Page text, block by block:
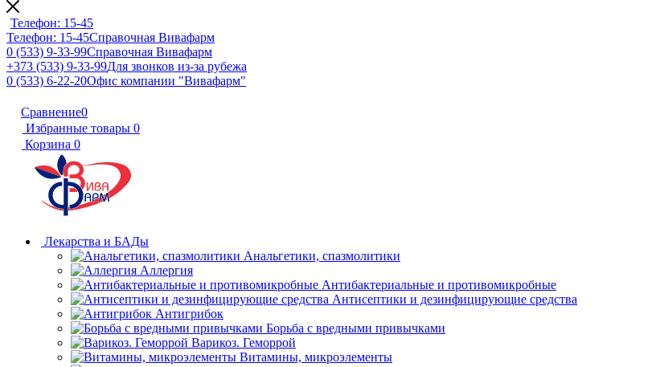
Телефон: 15-45
Телефон: 15-45Справочная Вивафарм
0 (533) 9-33-99Справочная Вивафарм
+373 (533) 9-33-99Для звонков из-за рубежа
0 (533) 6-22-20Офис компании "Вивафарм"
Сравнение0
Избранные товары 0
Корзина 0
Лекарства и БАДы
Анальгетики, спазмолитики
Аллергия
Антибактериальные и противомикробные
Антисептики и дезинфицирующие средства
Антигрибок
Борьба с вредными привычками
Варикоз. Геморрой
Витамины, микроэлементы